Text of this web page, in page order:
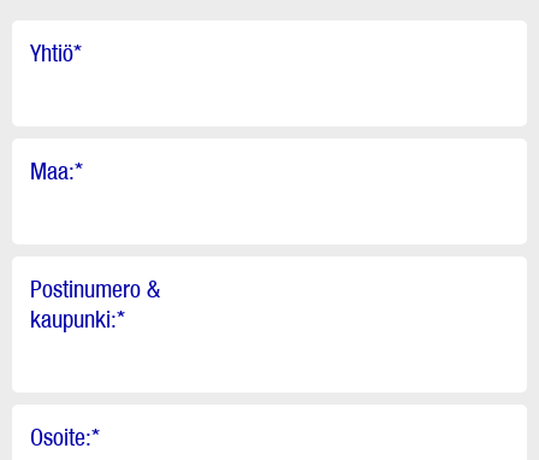
Yhtiö*
Maa:*
Postinumero &
kaupunki:*
Osoite:*